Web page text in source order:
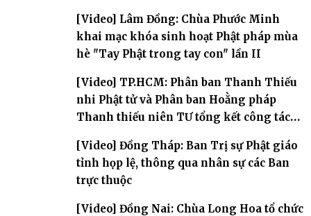
[Video] Lâm Đồng: Chùa Phước Minh
khai mạc khóa sinh hoạt Phật pháp mùa
hè "Tay Phật trong tay con" lần II
[Video] TP.HCM: Phân ban Thanh Thiếu
nhi Phật tử và Phân ban Hoằng pháp
Thanh thiếu niên TƯ tổng kết công tác
[Video] Đồng Tháp: Ban Trị sự Phật giáo
tỉnh họp lệ, thông qua nhân sự các Ban
trực thuộc
[Video] Đồng Nai: Chùa Long Hoa tổ chức